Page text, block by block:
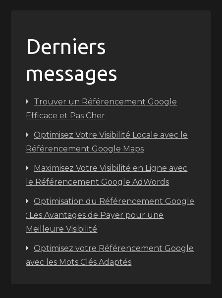
Derniers
messages
Trouver un Référencement Google
Efficace et Pas Cher
Optimisez Votre Visibilité Locale avec le
Référencement Google Maps
Maximisez Votre Visibilité en Ligne avec
le Référencement Google AdWords
Optimisation du Référencement Google
: Les Avantages de Payer pour une
Meilleure Visibilité
Optimisez votre Référencement Google
avec les Mots Clés Adaptés